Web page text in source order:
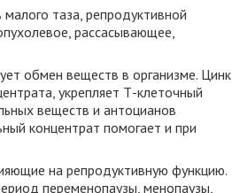
таза, репродуктивной
рассасывающее,
обмен веществ в организме. Цинк
укрепляет Т-клеточный
веществ и антоцианов
концентрат помогает и при
на репродуктивную функцию.
переменопаузы, менопаузы,